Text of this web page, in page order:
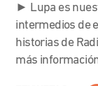
► Lupa es
intermedios de
historias de
más